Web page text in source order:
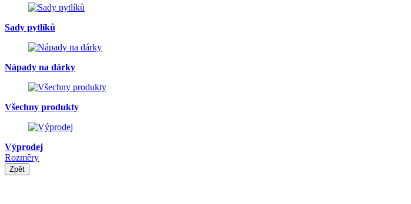
Sady pytlíků
Nápady na dárky
Všechny produkty
Výprodej
Rozměry
Zpět